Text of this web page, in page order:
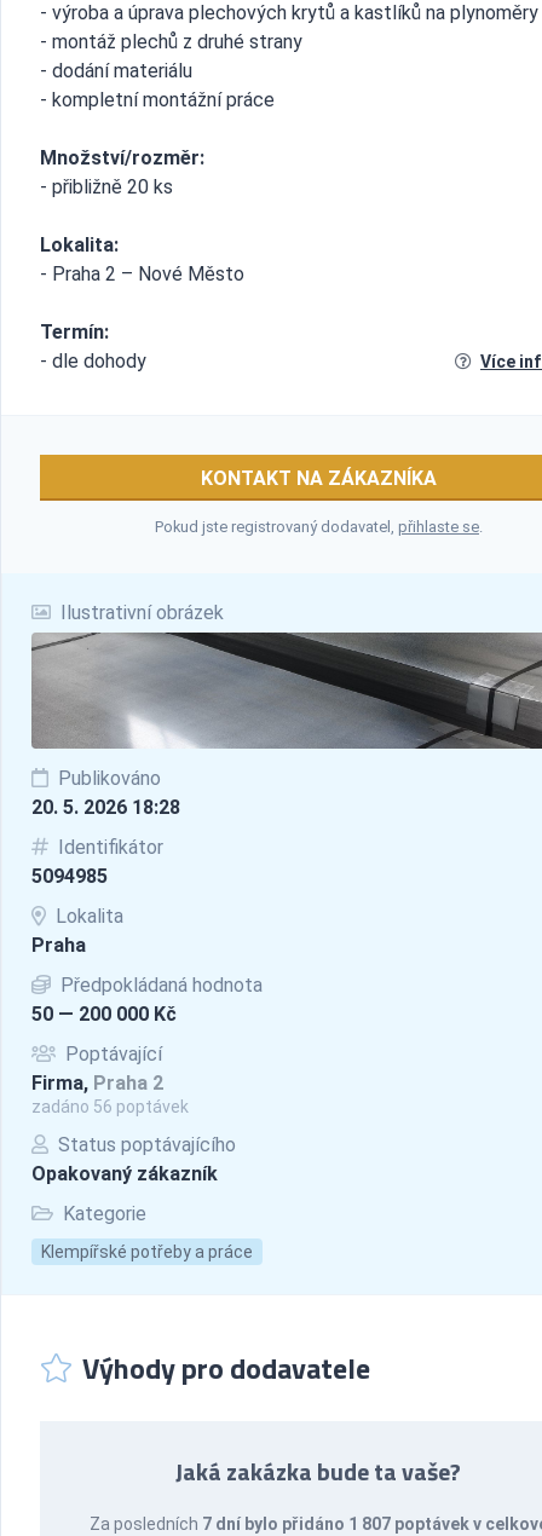
Ilustrativní obrázek
Publikováno
20. 5. 2026 18:28
Identifikátor
5094985
Lokalita
Praha
Předpokládaná hodnota
50 — 200 000 Kč
Poptávající
Firma, Praha 2
zadáno 56 poptávek
Status poptávajícího
Opakovaný zákazník
Kategorie
Klempířské potřeby a práce
- výroba a úprava plechových krytů a kastlíků na plynoměry
- montáž plechů z druhé strany
- dodání materiálu
- kompletní montážní práce
Množství/rozměr:
- přibližně 20 ks
Lokalita:
- Praha 2 – Nové Město
Termín:
- dle dohody
Více
KONTAKT NA ZÁKAZNÍKA
Pokud jste registrovaný dodavatel, přihlaste se.
Výhody pro dodavatele
Jaká zakázka bude ta vaše?
Za posledních 7 dní bylo přidáno 1 807 poptávek v